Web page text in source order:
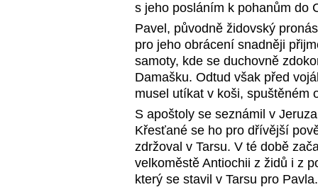
s jeho posláním k pohanům do
Pavel, původně židovský
pro jeho obrácení snadněji
samoty, kde se duchovně
Damašku. Odtud však před
musel utíkat v koši, spuštěném
S apoštoly se seznámil v
Křesťané se ho pro dřívější
zdržoval v Tarsu. V té době
velkoměstě Antiochii z židů i z
který se stavil v Tarsu pro Pavla.